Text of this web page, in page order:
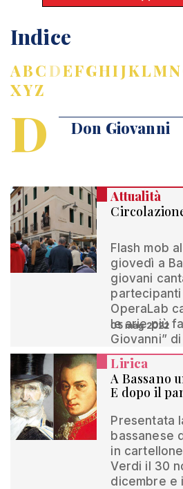
Indice
ABCDEFGHIJKLMN
XYZ
D Don Giovanni
Attualità
Flash mob
giovedì a
giovani
OperaLab
le arie più
Giovanni”
05 mag 2022
Lirica
A Bassano
E dopo il
Presentata
bassanese
in
Verdi il 30
dicembre e